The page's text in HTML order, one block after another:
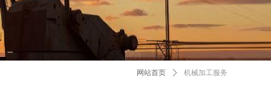
网站首页 ꄲ 机械加工服务